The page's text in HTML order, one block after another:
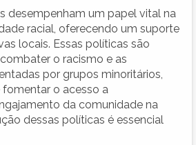
desempenham um papel vital na
racial, oferecendo um suporte
locais. Essas políticas são
o racismo e as
por grupos minoritários,
fomentar o acesso a
da comunidade na
dessas políticas é essencial